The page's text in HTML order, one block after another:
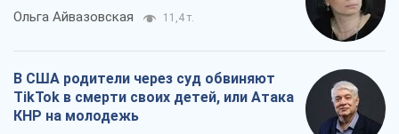
Ольга Айвазовская 11,4 т.
В США родители через суд обвиняют
TikTok в смерти своих детей, или Атака
КНР на молодежь